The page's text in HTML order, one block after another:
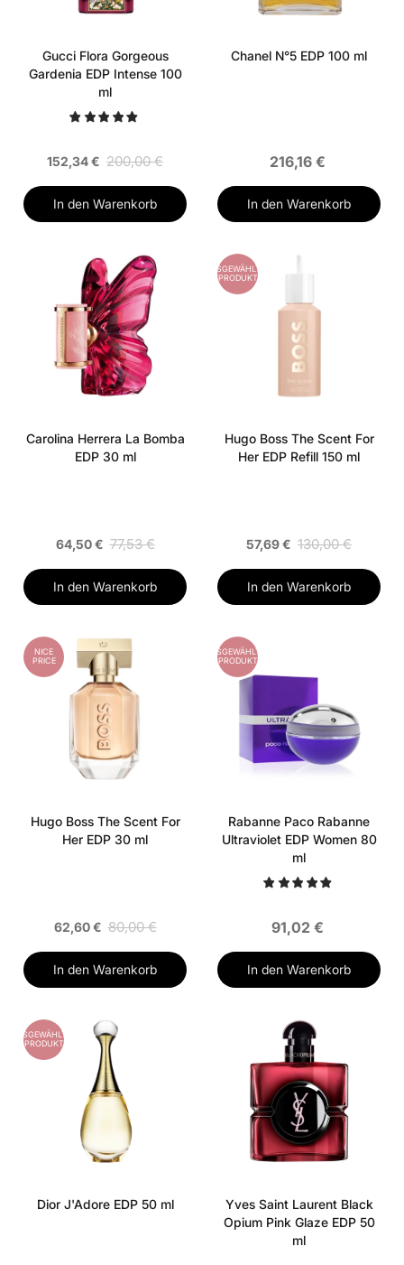
Gucci Flora Gorgeous
Gardenia EDP Intense 100
ml
152,34 € 200,00 €
In den Warenkorb
Chanel N°5 EDP 100 ml
216,16 €
In den Warenkorb
Carolina Herrera La Bomba
EDP 30 ml
64,50 € 77,53 €
In den Warenkorb
AUSGEWÄHLTES
PRODUKT
Hugo Boss The Scent For
Her EDP Refill 150 ml
57,69 € 130,00 €
In den Warenkorb
NICE
PRICE
Hugo Boss The Scent For
Her EDP 30 ml
62,60 € 80,00 €
In den Warenkorb
AUSGEWÄHLTES
PRODUKT
Rabanne Paco Rabanne
Ultraviolet EDP Women 80
ml
91,02 €
In den Warenkorb
AUSGEWÄHLTES
PRODUKT
Dior J'Adore EDP 50 ml
Yves Saint Laurent Black
Opium Pink Glaze EDP 50
ml